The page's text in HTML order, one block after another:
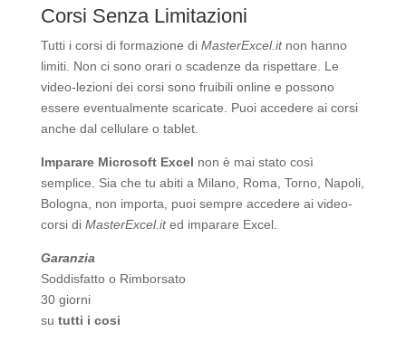
Corsi Senza Limitazioni
Tutti i corsi di formazione di MasterExcel.itnon hanno
limiti. Non ci sono orari o scadenze da rispettare. Le
video-lezioni dei corsi sono fruibili online e possono
essere eventualmente scaricate. Puoi accedere ai corsi
anche dal cellulare o tablet.
Imparare Microsoft Excel non è mai stato così
semplice. Sia che tu abiti a Milano, Roma, Torno, Napoli,
Bologna, non importa, puoi sempre accedere ai video-
corsi di MasterExcel.ited imparare Excel.
Garanzia
Soddisfatto o Rimborsato
30 giorni
su tutti i cosi